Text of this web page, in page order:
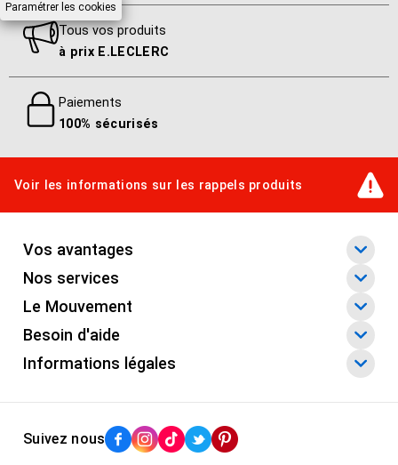
Tous vos produits
à prix E.LECLERC
Paiements
100% sécurisés
Voir les informations sur les rappels produits
Vos avantages
Nos services
Le Mouvement
Besoin d'aide
Informations légales
Suivez nous
Paramétrer les cookies